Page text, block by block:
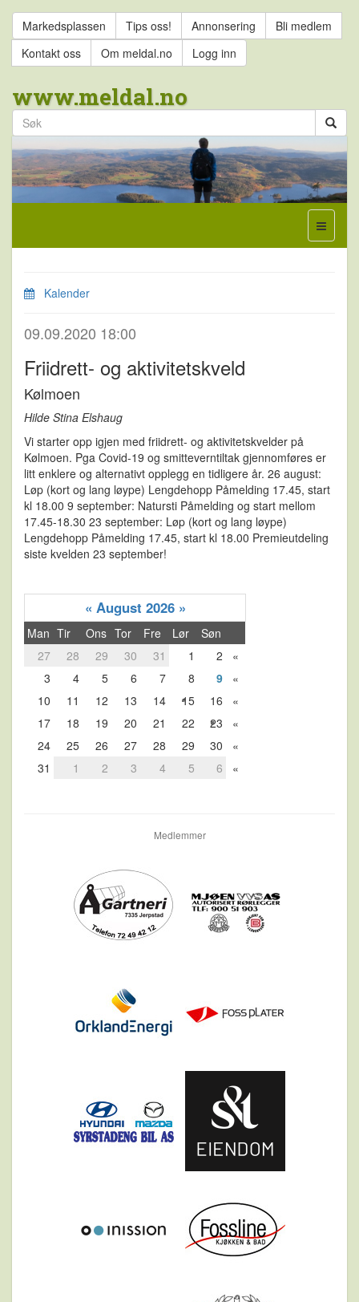
Markedsplassen Tips oss! Annonsering
Bli medlem
Kontakt oss
Om meldal.no Logg inn
www.meldal.no
Kalender
09.09.2020 18:00
Friidrett- og aktivitetskveld
Kølmoen
Hilde Stina Elshaug
Vi starter opp igjen med friidrett- og aktivitetskvelder på
Kølmoen. Pga Covid-19 og smitteverntiltak gjennomføres er
litt enklere og alternativt opplegg en tidligere år. 26 august:
Løp (kort og lang løype) Lengdehopp Påmelding 17.45, start
kl 18.00 9 september: Natursti Påmelding og start mellom
17.45-18.30 23 september: Løp (kort og lang løype)
Lengdehopp Påmelding 17.45, start kl 18.00 Premieutdeling
siste kvelden 23 september!
« August 2026»
Man Tir Ons Tor Fre Lør
Søn
27
28 29 30 31 1 2
«
3
4 5 6 7 8 9
«
10
11 12 13 14 15 16
«
17
18 19 20 21 22 23
«
24
25 26 27 28 29 30
«
31
1 2 3 4 5 6 «
Medlemmer